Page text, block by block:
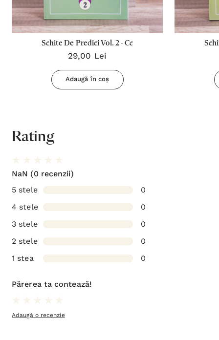
Schite De Predici Vol. 2 - Cc
29,00 Lei
Adaugă în coș
Rating
NaN (0 recenzii)
5 stele
0
4 stele
0
3 stele
0
2 stele
0
1 stea
0
Părerea ta contează!
Adaugă o recenzie